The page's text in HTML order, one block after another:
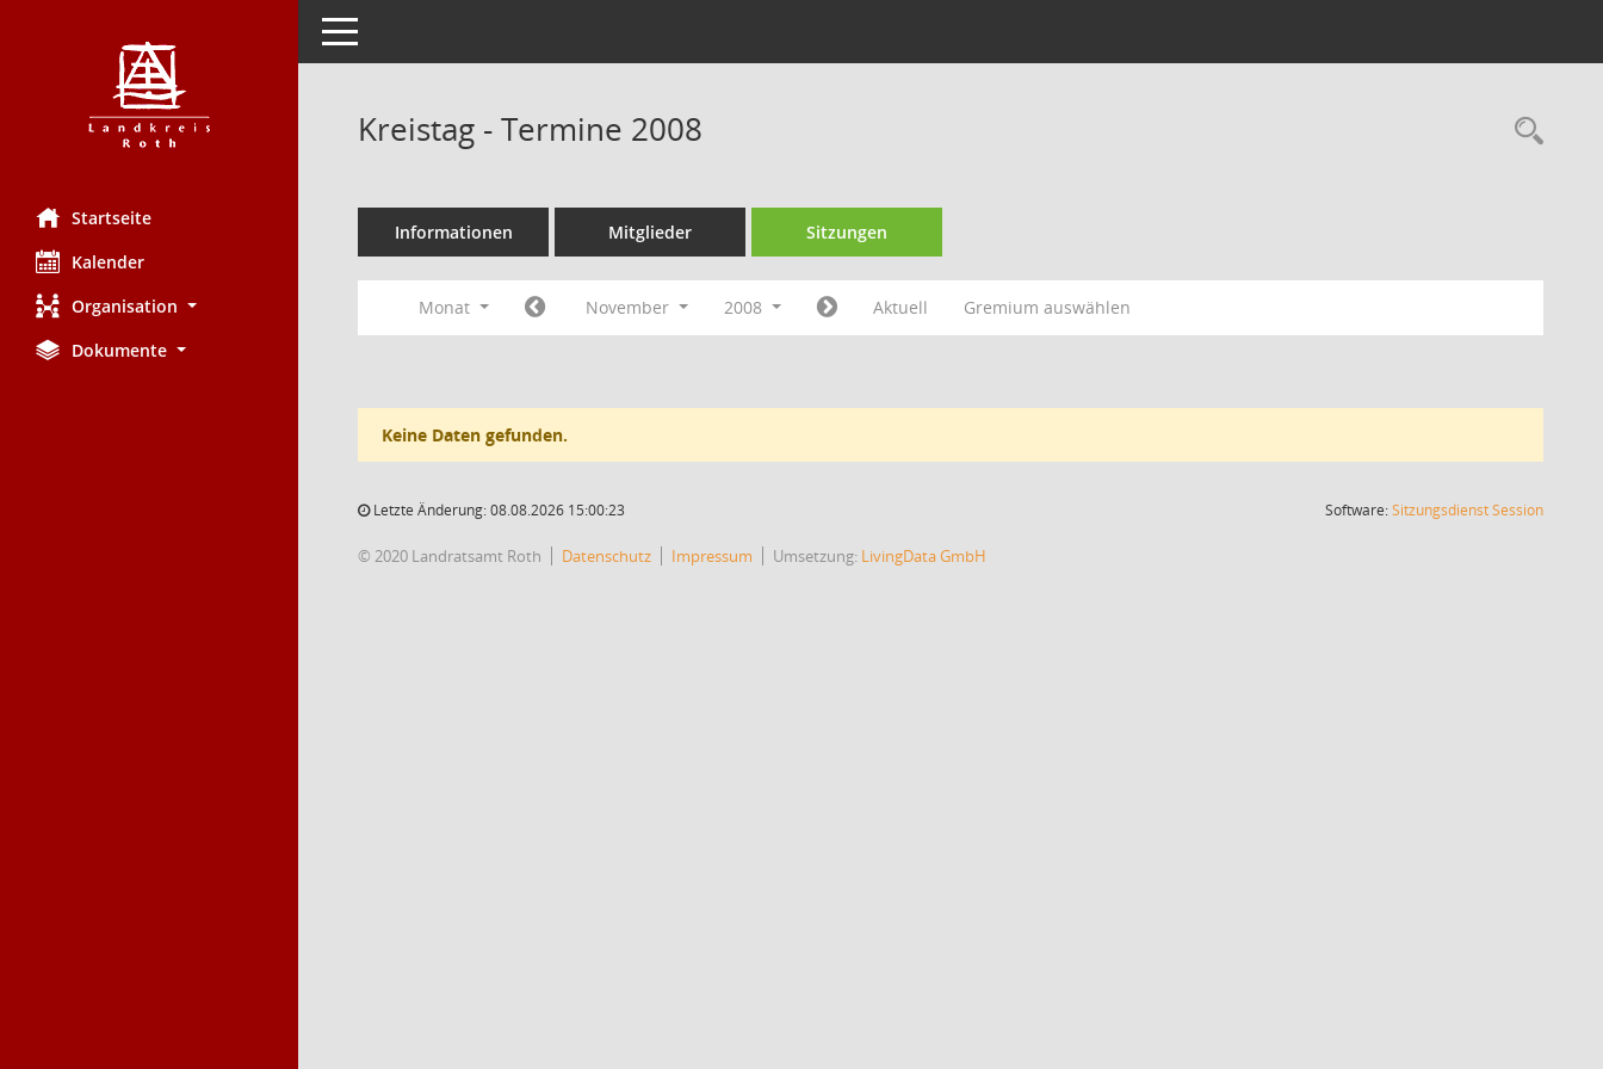
Startseite
Kalender
Organisation
Dokumente
Toggle navigation
Kreistag - Termine 2008
Informationen Mitglieder Sitzungen
Monat November 2008 Aktuell Gremium auswählen
Keine Daten gefunden.
Letzte Änderung: 08.08.2026 15:00:23 Software:SitzungsdienstSession(Wird in
© 2020 Landratsamt Roth Datenschutz Impressum Umsetzung: LivingData GmbH